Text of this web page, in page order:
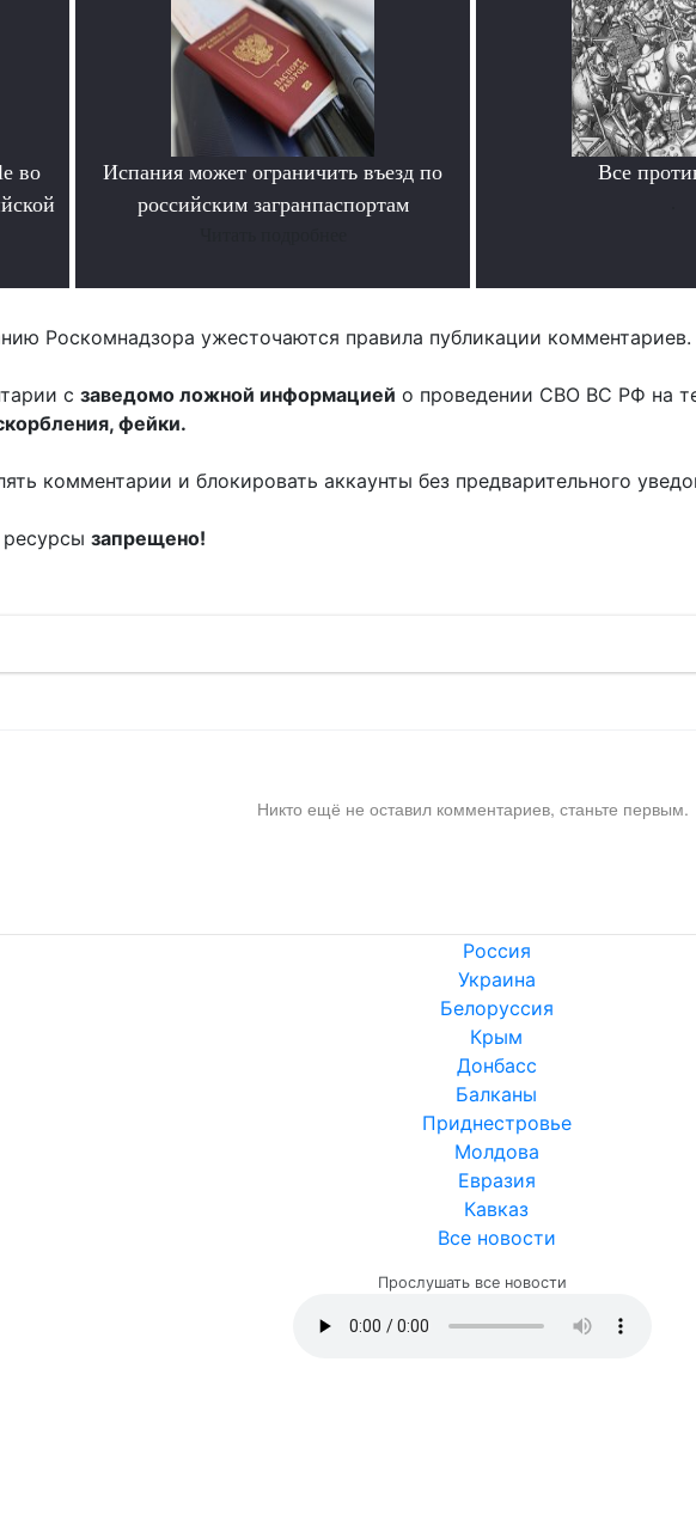
во
Испания может ограничить въезд по
российским загранпаспортам
Все
Роскомнадзора ужесточаются правила публикации комментариев.
с заведомо ложной информацией о проведении СВО ВС РФ на
фейки.
комментарии и блокировать аккаунты без предварительного
запрещено!
Никто ещё не оставил комментариев, станьте первым.
Россия
Украина
Белоруссия
Крым
Донбасс
Балканы
Приднестровье
Молдова
Евразия
Кавказ
Все новости
Прослушать все новости